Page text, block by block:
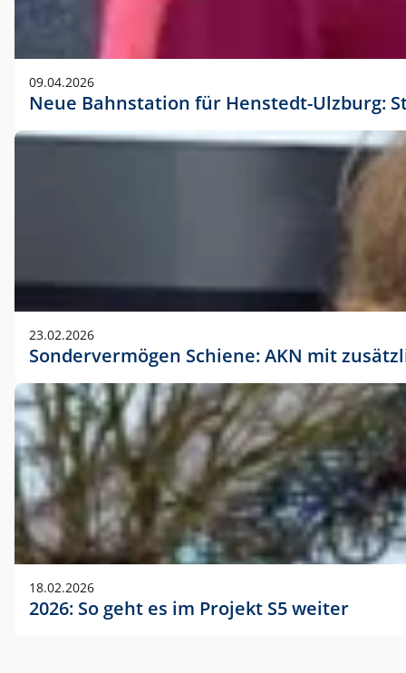
09.04.2026
Neue Bahnstation für Henstedt-Ulzburg:
23.02.2026
Sondervermögen Schiene: AKN mit
18.02.2026
2026: So geht es im Projekt S5 weiter